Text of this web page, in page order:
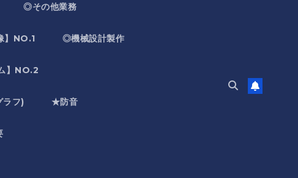
◎その他業務
】NO.1 ◎機械設計製作
】NO.2
フ) ★防音